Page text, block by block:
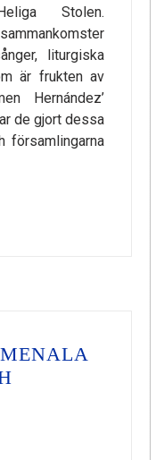
Stolen.
liturgiska
är frukten av
Hernández’
de gjort dessa
församlingarna